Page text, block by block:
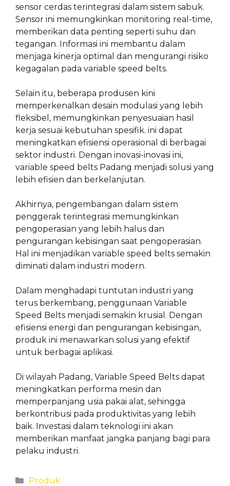
sensor cerdas terintegrasi dalam sistem sabuk.
Sensor ini memungkinkan monitoring real-time,
memberikan data penting seperti suhu dan
tegangan. Informasi ini membantu dalam
menjaga kinerja optimal dan mengurangi risiko
kegagalan pada variable speed belts.
Selain itu, beberapa produsen kini
memperkenalkan desain modulasi yang lebih
fleksibel, memungkinkan penyesuaian hasil
kerja sesuai kebutuhan spesifik. ini dapat
meningkatkan efisiensi operasional di berbagai
sektor industri. Dengan inovasi-inovasi ini,
variable speed belts Padang menjadi solusi yang
lebih efisien dan berkelanjutan.
Akhirnya, pengembangan dalam sistem
penggerak terintegrasi memungkinkan
pengoperasian yang lebih halus dan
pengurangan kebisingan saat pengoperasian.
Hal ini menjadikan variable speed belts semakin
diminati dalam industri modern.
Dalam menghadapi tuntutan industri yang
terus berkembang, penggunaan Variable
Speed Belts menjadi semakin krusial. Dengan
efisiensi energi dan pengurangan kebisingan,
produk ini menawarkan solusi yang efektif
untuk berbagai aplikasi.
Di wilayah Padang, Variable Speed Belts dapat
meningkatkan performa mesin dan
memperpanjang usia pakai alat, sehingga
berkontribusi pada produktivitas yang lebih
baik. Investasi dalam teknologi ini akan
memberikan manfaat jangka panjang bagi para
pelaku industri.
Categories
Produk